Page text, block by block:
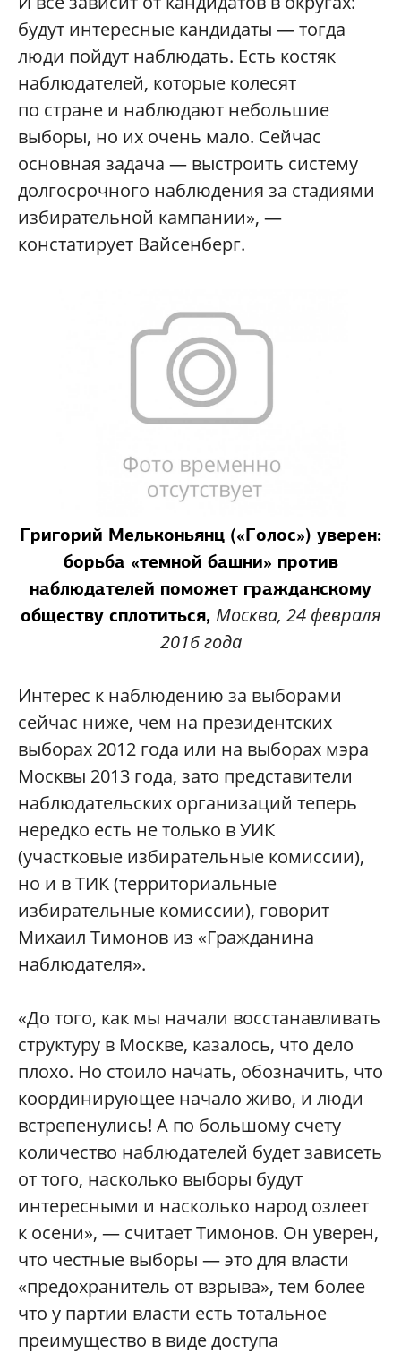
будут интересные кандидаты — тогда
люди пойдут наблюдать. Есть костяк
наблюдателей, которые колесят
по стране и наблюдают небольшие
выборы, но их очень мало. Сейчас
основная задача — выстроить систему
долгосрочного наблюдения за стадиями
избирательной кампании», —
констатирует Вайсенберг.
Григорий Мельконьянц («Голос») уверен:
борьба «темной башни» против
наблюдателей поможет гражданскому
обществу сплотиться, Москва, 24 февраля
2016 года
Интерес к наблюдению за выборами
сейчас ниже, чем на президентских
выборах 2012 года или на выборах мэра
Москвы 2013 года, зато представители
наблюдательских организаций теперь
нередко есть не только в УИК
(участковые избирательные комиссии),
но и в ТИК (территориальные
избирательные комиссии), говорит
Михаил Тимонов из «Гражданина
наблюдателя».
«До того, как мы начали восстанавливать
структуру в Москве, казалось, что дело
плохо. Но стоило начать, обозначить, что
координирующее начало живо, и люди
встрепенулись! А по большому счету
количество наблюдателей будет зависеть
от того, насколько выборы будут
интересными и насколько народ озлеет
к осени», — считает Тимонов. Он уверен,
что честные выборы — это для власти
«предохранитель от взрыва», тем более
что у партии власти есть тотальное
преимущество в виде доступа